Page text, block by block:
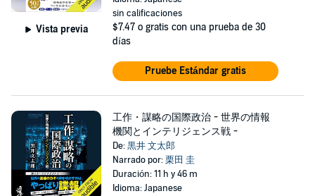
Vista previa
sin calificaciones
$7.47 o gratis con una prueba de 30
días
Pruebe Estándar gratis
工作・謀略の国際政治 - 世界の情報
機関とインテリジェンス戦 -
De:黒井 文太郎
Narrado por:栗田 圭
Duración: 11 h y 46 m
Idioma: Japanese